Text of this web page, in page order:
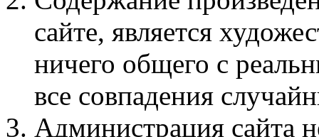
сайте, является
ничего общего с
все совпадения
Администрация сайта